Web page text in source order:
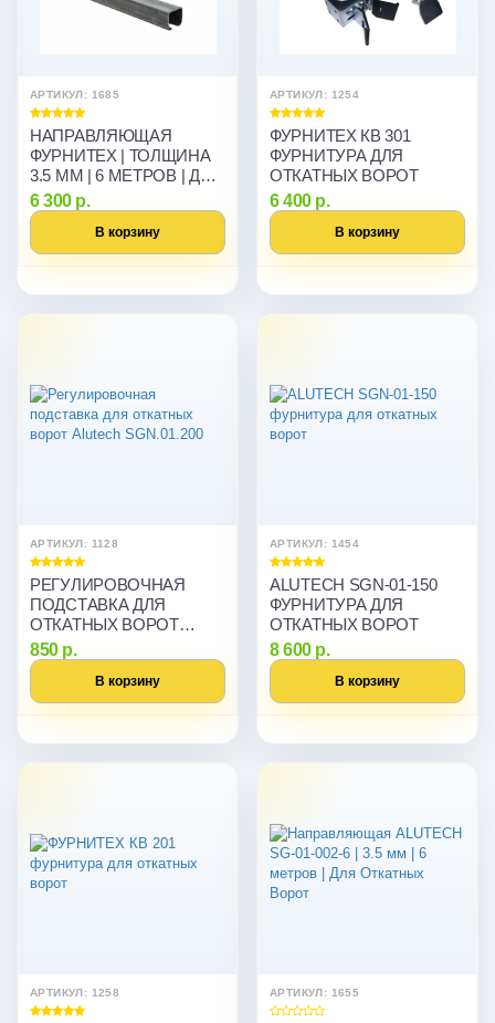
АРТИКУЛ: 1685
НАПРАВЛЯЮЩАЯ
ФУРНИТЕХ | ТОЛЩИНА
3.5 ММ | 6 МЕТРОВ | ДЛЯ
ОТКАТНЫХ ВОРОТ
6 300 р.
В корзину
АРТИКУЛ: 1254
ФУРНИТЕХ КВ 301
ФУРНИТУРА ДЛЯ
ОТКАТНЫХ ВОРОТ
6 400 р.
В корзину
АРТИКУЛ: 1128
РЕГУЛИРОВОЧНАЯ
ПОДСТАВКА ДЛЯ
ОТКАТНЫХ ВОРОТ
ALUTECH SGN.01.200
850 р.
В корзину
АРТИКУЛ: 1454
ALUTECH SGN-01-150
ФУРНИТУРА ДЛЯ
ОТКАТНЫХ ВОРОТ
8 600 р.
В корзину
АРТИКУЛ: 1258 АРТИКУЛ: 1655